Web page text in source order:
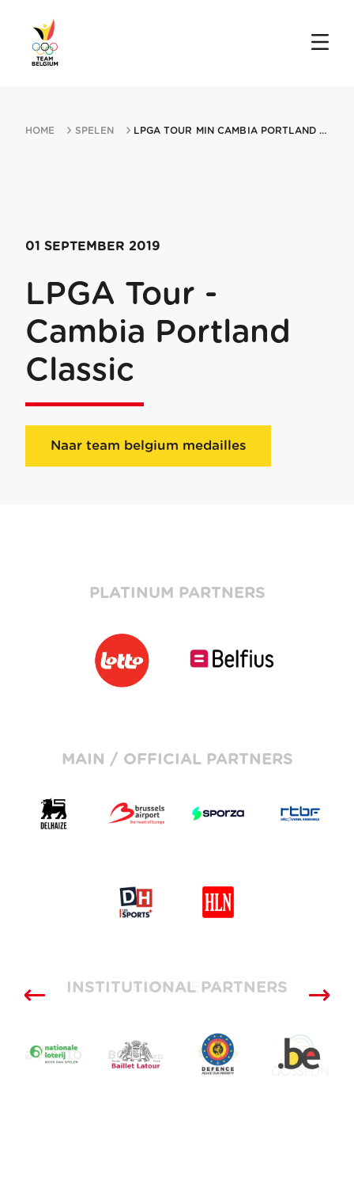
HOME SPELEN LPGA TOUR MIN CAMBIA PORTLAND CLASSIC 01092019 PORTLAND OR
01 SEPTEMBER 2019
LPGA Tour -
Cambia Portland
Classic
Naar team belgium medailles
PLATINUM PARTNERS
MAIN / OFFICIAL PARTNERS
SUPPLIERS
INSTITUTIONAL PARTNERS